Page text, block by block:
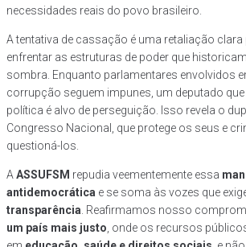
necessidades reais do povo brasileiro.
A tentativa de cassação é uma retaliação
enfrentar as estruturas de poder que
sombra. Enquanto parlamentares envolvidos
corrupção seguem impunes, um deputado que
política é alvo de perseguição. Isso revela o
Congresso Nacional, que protege os seus e
questioná-los.
A ASSUFSM repudia veementemente essa
antidemocrática e se soma às vozes que
transparência . Reafirmamos nosso
um país mais justo , onde os recursos